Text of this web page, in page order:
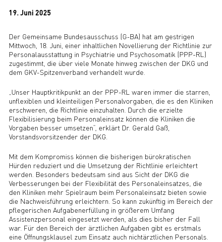
19. Juni 2025
Der Gemeinsame Bundesausschuss (G-BA) hat am gestrigen
Mittwoch, 18. Juni, einer inhaltlichen Novellierung der Richtlinie zur
Personalausstattung in Psychiatrie und Psychosomatik (PPP-RL)
zugestimmt, die über viele Monate hinweg zwischen der DKG und
dem GKV-Spitzenverband verhandelt wurde.
„Unser Hauptkritikpunkt an der PPP-RL waren immer die starren,
unflexiblen und kleinteiligen Personalvorgaben, die es den Kliniken
erschweren, die Richtlinie einzuhalten. Durch die erzielte
Flexibilisierung beim Personaleinsatz können die Kliniken die
Vorgaben besser umsetzen“, erklärt Dr. Gerald Gaß,
Vorstandsvorsitzender der DKG.
Mit dem Kompromiss können die bisherigen bürokratischen
Hürden reduziert und die Umsetzung der Richtlinie erleichtert
werden. Besonders bedeutsam sind aus Sicht der DKG die
Verbesserungen bei der Flexibilität des Personaleinsatzes, die
den Kliniken mehr Spielraum beim Personaleinsatz bieten sowie
die Nachweisführung erleichtern. So kann zukünftig im Bereich der
pflegerischen Aufgabenerfüllung in größerem Umfang
Assistenzpersonal eingesetzt werden, als dies bisher der Fall
war. Für den Bereich der ärztlichen Aufgaben gibt es erstmals
eine Öffnungsklausel zum Einsatz auch nichtärztlichen Personals.